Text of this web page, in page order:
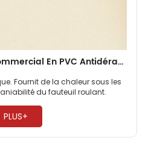
Revêtement De Sol Commercial En PVC Antidérapant De 2 Mm Pour Bureaux
Fournit de la chaleur sous les
du fauteuil roulant.
PLUS+